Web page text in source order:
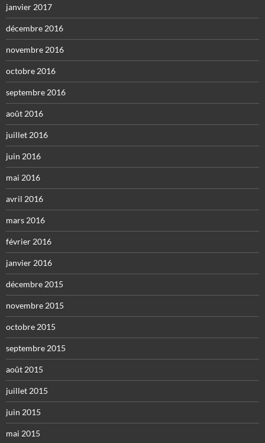
janvier 2017
décembre 2016
novembre 2016
octobre 2016
septembre 2016
août 2016
juillet 2016
juin 2016
mai 2016
avril 2016
mars 2016
février 2016
janvier 2016
décembre 2015
novembre 2015
octobre 2015
septembre 2015
août 2015
juillet 2015
juin 2015
mai 2015